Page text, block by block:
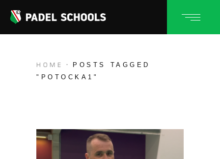
HOME
POSTS TAGGED
"POTOCKA1"